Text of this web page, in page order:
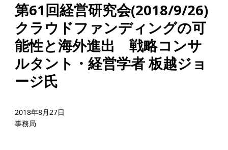
丸和育志会とは
理事長あいさつ
丸和育志会の目指す未来
学生のみなさんへ
起業を考えている
みなさんへ
第61回経営研究会(2018/9/26)
クラウドファンディングの可
能性と海外進出 戦略コンサ
ルタント・経営学者 板越ジョ
ージ氏
2018年8月27日
事務局